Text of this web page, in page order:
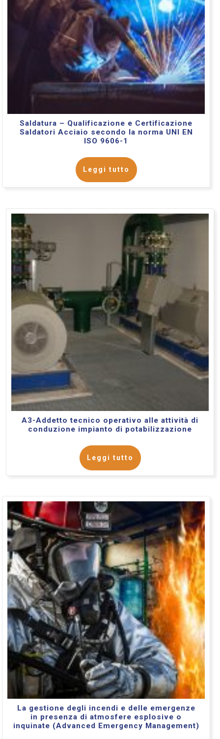
Saldatura – Qualificazione e Certificazione
Saldatori Acciaio secondo la norma UNI EN
ISO 9606-1
Leggi tutto
A3-Addetto tecnico operativo alle attività di
conduzione impianto di potabilizzazione
Leggi tutto
La gestione degli incendi e delle emergenze
in presenza di atmosfere esplosive o
inquinate (Advanced Emergency Management)